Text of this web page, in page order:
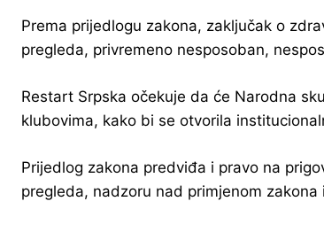
Prema prijedlogu zakona, zaključak o
pregleda, privremeno nesposoban,
Restart Srpska očekuje da će Narodna
klubovima, kako bi se otvorila
Prijedlog zakona predviđa i pravo na
pregleda, nadzoru nad primjenom